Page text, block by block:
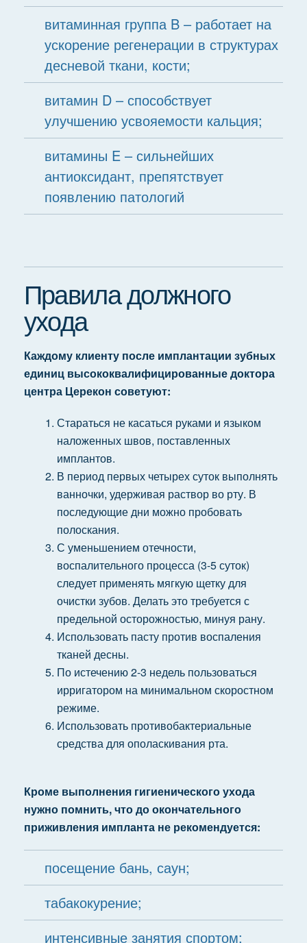
витаминная группа B – работает на
ускорение регенерации в структурах
десневой ткани, кости;
витамин D – способствует
улучшению усвояемости кальция;
витамины E – сильнейших
антиоксидант, препятствует
появлению патологий
Правила должного
ухода
Каждому клиенту после имплантации зубных
единиц высококвалифицированные доктора
центра Церекон советуют:
Стараться не касаться руками и языком
наложенных швов, поставленных
имплантов.
В период первых четырех суток выполнять
ванночки, удерживая раствор во рту. В
последующие дни можно пробовать
полоскания.
С уменьшением отечности,
воспалительного процесса (3-5 суток)
следует применять мягкую щетку для
очистки зубов. Делать это требуется с
предельной осторожностью, минуя рану.
Использовать пасту против воспаления
тканей десны.
По истечению 2-3 недель пользоваться
ирригатором на минимальном скоростном
режиме.
Использовать противобактериальные
средства для ополаскивания рта.
Кроме выполнения гигиенического ухода
нужно помнить, что до окончательного
приживления импланта не рекомендуется:
посещение бань, саун;
табакокурение;
интенсивные занятия спортом;